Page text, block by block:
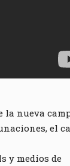
la nueva
el
y medios de